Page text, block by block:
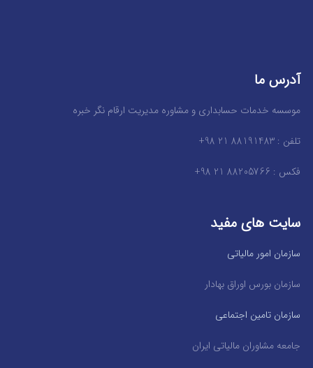
آدرس ما
موسسه خدمات حسابداری و مشاوره مدیریت ارقام نگر خبره
تلفن : 88191483 21 98+
فکس : 88205766 21 98+
سایت های مفید
سازمان امور مالیاتی
سازمان بورس اوراق بهادار
سازمان تامین اجتماعی
جامعه مشاوران مالیاتی ایران